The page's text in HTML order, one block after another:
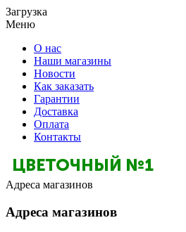
Загрузка
Меню
О нас
Наши магазины
Новости
Как заказать
Гарантии
Доставка
Оплата
Контакты
Адреса магазинов
Адреса магазинов